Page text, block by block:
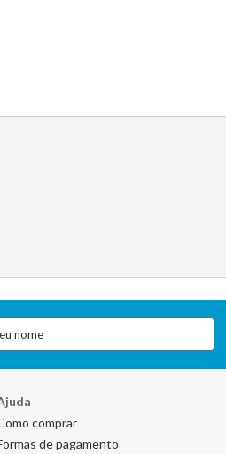
comprar
de pagamento